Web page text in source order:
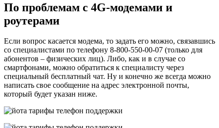
По проблемам с 4G-модемами и
роутерами
Если вопрос касается модема, то задать его можно, связавшись
со специалистами по телефону 8-800-550-00-07 (только для
абонентов – физических лиц). Либо, как и в случае со
смартфонами, можно обратиться к специалисту через
специальный бесплатный чат. Ну и конечно же всегда можно
написать свое сообщение на адрес электронной почты,
который будет указан ниже.